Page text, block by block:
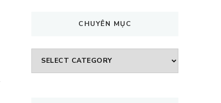
CHUYÊN MỤC
CHUYÊN
MỤC